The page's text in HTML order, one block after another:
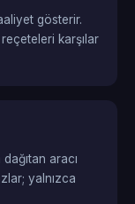
gösterir.
karşılar
aracı
yalnızca